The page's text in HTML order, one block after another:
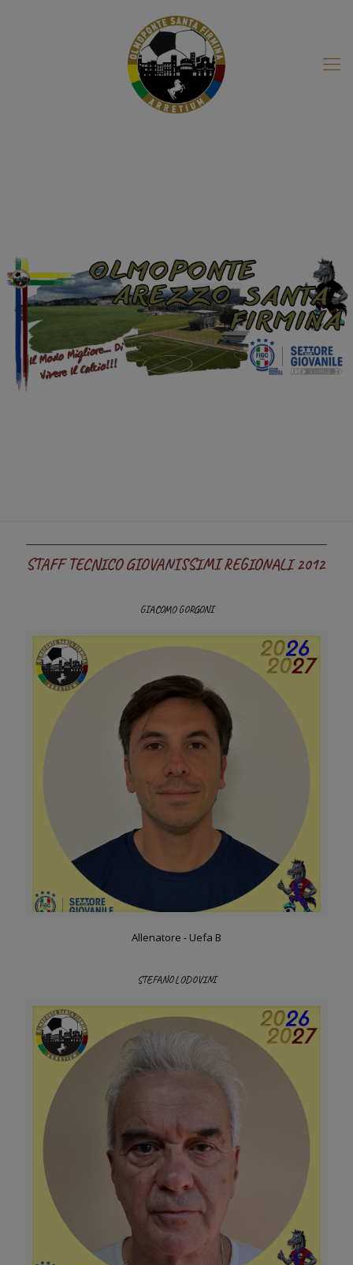
STAFF TECNICO GIOVANISSIMI REGIONALI 2012
GIACOMO GORGONI
Allenatore - Uefa B
STEFANO LODOVINI